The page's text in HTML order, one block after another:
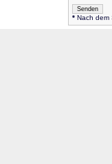
*Nach dem